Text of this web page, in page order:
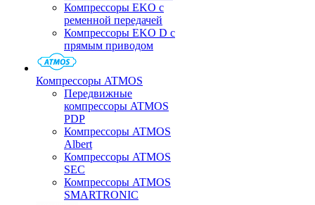
Компрессоры EKO c
ременной передачей
Компрессоры EKO D с
прямым приводом
Компрессоры ATMOS
Передвижные
компрессоры ATMOS
PDP
Компрессоры ATMOS
Albert
Компрессоры ATMOS
SEC
Компрессоры ATMOS
SMARTRONIC